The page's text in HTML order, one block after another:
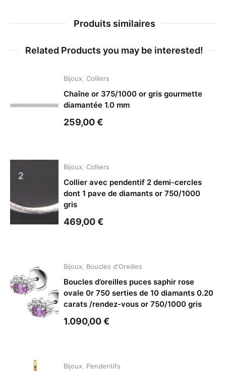
Produits similaires
Related Products you may be interested!
Bijoux Colliers
Chaîne or 375/1000 or gris gourmette
diamantée 1.0 mm
259,00€
Bijoux Colliers
Collier avec pendentif 2 demi-cercles
dont 1 pave de diamants or 750/1000
gris
469,00€
Bijoux Boucles d'Oreilles
Boucles d’oreilles puces saphir rose
ovale 0r 750 serties de 10 diamants 0.20
carats /rendez-vous or 750/1000 gris
1.090,00€
Bijoux Pendentifs